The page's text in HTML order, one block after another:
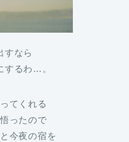
すなら
するわ…。
てくれる
ったので
今夜の宿を